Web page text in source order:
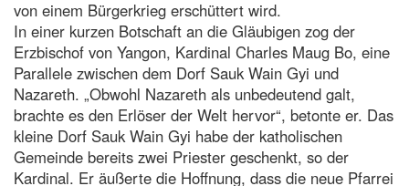
von einem Bürgerkrieg erschüttert wird.
In einer kurzen Botschaft an die Gläubigen zog der
Erzbischof von Yangon, Kardinal Charles Maug Bo, eine
Parallele zwischen dem Dorf Sauk Wain Gyi und
Nazareth. „Obwohl Nazareth als unbedeutend galt,
brachte es den Erlöser der Welt hervor“, betonte er. Das
kleine Dorf Sauk Wain Gyi habe der katholischen
Gemeinde bereits zwei Priester geschenkt, so der
Kardinal. Er äußerte die Hoffnung, dass die neue Pfarrei